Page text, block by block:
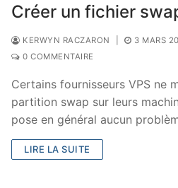
Créer un fichier
KERWYN RACZARON 3 MARS
0 COMMENTAIRE
Certains fournisseurs VPS ne
partition swap sur leurs
pose en général aucun
LIRE LA SUITE